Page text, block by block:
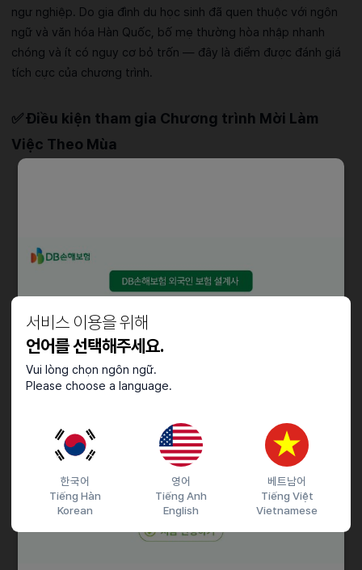
서비스 이용을 위해
언어를 선택해주세요.
Vui lòng chọn ngôn ngữ.
Please choose a language.
한국어
Tiếng Hàn
Korean
영어
Tiếng Anh
English
베트남어
Tiếng Việt
Vietnamese
ngư nghiệp. Do gia đình du học sinh đã quen thuộc với ngôn
ngữ và văn hóa Hàn Quốc, bố mẹ thường hòa nhập nhanh
chóng và ít có nguy cơ bỏ trốn — đây là điểm được đánh giá
tích cực của chương trình.
✅Điều kiện tham gia Chương trình Mời Làm
Việc Theo Mùa
Người giữ visa du học (D-2)
Trường
đại học
Trường đại học được chứng nhận quốc tế hóa,
nằm ngoài vùng thủ đô Seoul
Thời gian
đã học
Đang theo học từ
Hồ sơ
Không vi phạm pháp luật trong thời gian lưu trú
tại Hàn Quốc
※ Du học sinh đang giữ visa D-4 (Học tiếng) hoặc đang
không đủ điều kiện tham gia.